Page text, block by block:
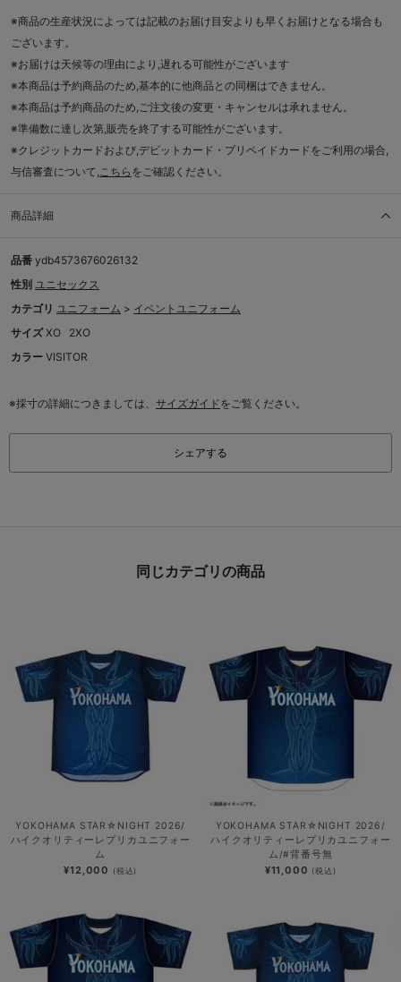
※商品の生産状況によっては記載のお届け目安よりも早くお届けとなる場合も
ございます。
※お届けは天候等の理由により,遅れる可能性がございます
※本商品は予約商品のため,基本的に他商品との同梱はできません。
※本商品は予約商品のため,ご注文後の変更・キャンセルは承れません。
※準備数に達し次第,販売を終了する可能性がございます。
※クレジットカードおよび,デビットカード・プリペイドカードをご利用の場合,
与信審査について, こちら をご確認ください。
商品詳細
品番 ydb4573676026132
性別 ユニセックス
カテゴリ ユニフォーム > イベントユニフォーム
サイズ XO
2XO
カラー VISITOR
※採寸の詳細につきましては、 サイズガイドをご覧ください。
シェアする
同じカテゴリの商品
YOKOHAMA STAR☆NIGHT 2026/
ハイクオリティーレプリカユニフォー
ム
¥12,000 (税込)
YOKOHAMA STAR☆NIGHT 2026/
ハイクオリティーレプリカユニフォー
ム/#背番号無
¥11,000 (税込)